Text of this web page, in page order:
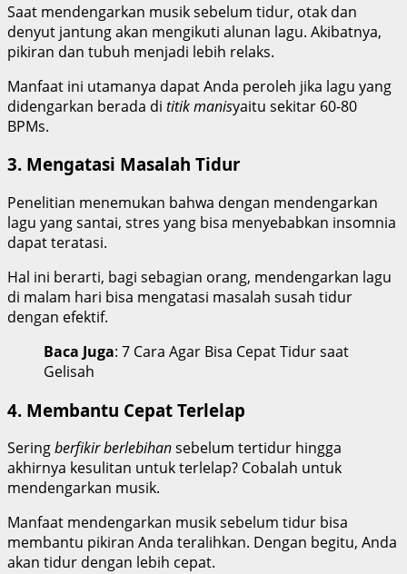
Saat mendengarkan musik sebelum tidur, otak dan
denyut jantung akan mengikuti alunan lagu. Akibatnya,
pikiran dan tubuh menjadi lebih relaks.
Manfaat ini utamanya dapat Anda peroleh jika lagu yang
didengarkan berada di titik manisyaitu sekitar 60-80
BPMs.
3. Mengatasi Masalah Tidur
Penelitian menemukan bahwa dengan mendengarkan
lagu yang santai, stres yang bisa menyebabkan insomnia
dapat teratasi.
Hal ini berarti, bagi sebagian orang, mendengarkan lagu
di malam hari bisa mengatasi masalah susah tidur
dengan efektif.
Baca Juga: 7 Cara Agar Bisa Cepat Tidur saat
Gelisah
4. Membantu Cepat Terlelap
Seringberfikir berlebihansebelum tertidur hingga
akhirnya kesulitan untuk terlelap? Cobalah untuk
mendengarkan musik.
Manfaat mendengarkan musik sebelum tidur bisa
membantu pikiran Anda teralihkan. Dengan begitu, Anda
akan tidur dengan lebih cepat.